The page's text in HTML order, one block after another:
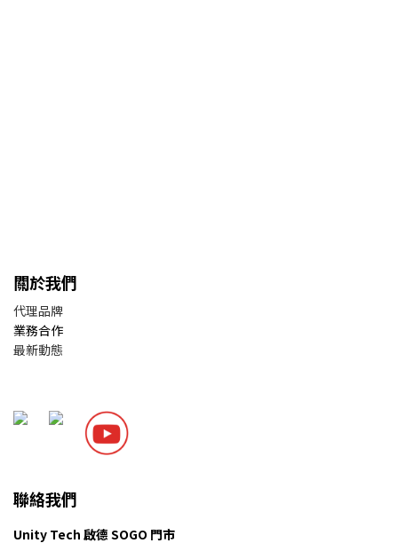
關於我們
代理品牌
業務合作
最新動態
聯絡我們
Unity Tech 啟德 SOGO 門市